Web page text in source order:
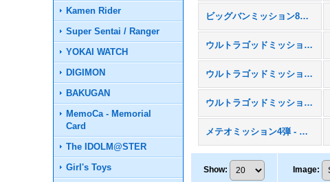
Kamen Rider
Super Sentai / Ranger
YOKAI WATCH
DIGIMON
BAKUGAN
MemoCa - Memorial
Card
The IDOLM@STER
Girl's Toys
ビッグバンミッション8弾 - BM8
ウルトラゴッドミッション1弾 - UGM1
ウルトラゴッドミッション6弾 - UGM6
ウルトラゴッドミッション11弾 - UGM11
メテオミッション4弾 - MM4
Show: Image: